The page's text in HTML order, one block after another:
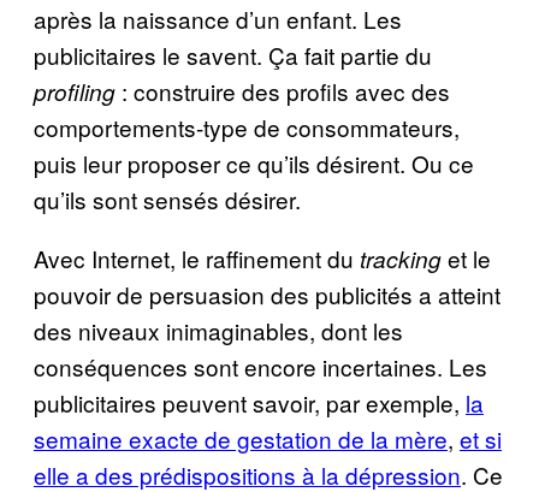
après la naissance d’un enfant. Les
publicitaires le savent. Ça fait partie du
profiling : construire des profils avec des
comportements-type de consommateurs,
puis leur proposer ce qu’ils désirent. Ou ce
qu’ils sont sensés désirer.
Avec Internet, le raffinement du trackinget le
pouvoir de persuasion des publicités a atteint
des niveaux inimaginables, dont les
conséquences sont encore incertaines. Les
publicitaires peuvent savoir, par exemple, la
semaine exacte de gestation de la mère, et si
elle a des prédispositions à la dépression. Ce